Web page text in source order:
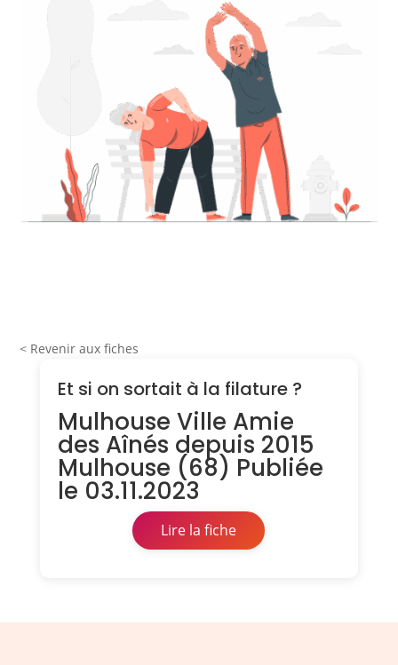
< Revenir aux fiches
Et si on sortait à la filature ?
Mulhouse Ville Amie
des Aînés depuis 2015
Mulhouse (68) Publiée
le 03.11.2023
Lire la fiche